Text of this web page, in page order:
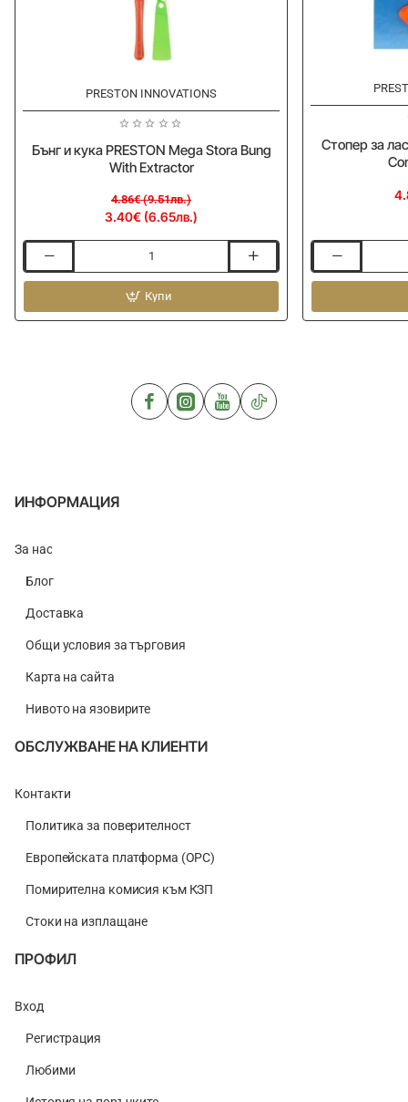
PRESTON INNOVATIONS
Бънг и кука PRESTON Mega Stora Bung
With Extractor
3.40€ (6.65лв.)
4.86€ (9.51лв.)
и
PRESTON
Купи
Стопер за
за
PRESTON
ИНФОРМАЦИЯ
За нас
Блог
Доставка
Общи условия за търговия
Карта на сайта
Нивото на язовирите
ОБСЛУЖВАНЕ НА КЛИЕНТИ
Контакти
Политика за поверителност
Европейската платформа (ОРС)
Помирителна комисия към КЗП
Стоки на изплащане
ПРОФИЛ
Вход
Регистрация
Любими